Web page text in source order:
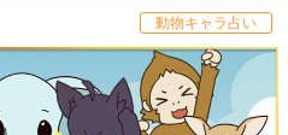
動物キャラ占い